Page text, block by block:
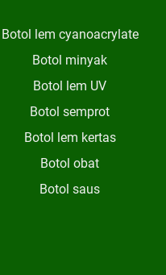
Botol lem cyanoacrylate
Botol minyak
Botol lem UV
Botol semprot
Botol lem kertas
Botol obat
Botol saus